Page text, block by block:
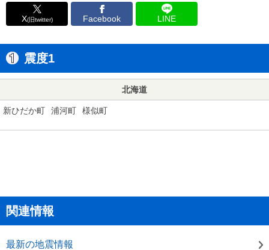
X(旧twitter) Facebook LINE
震度1
北海道
新ひだか町 浦河町 様似町
関連情報
最新の地震情報